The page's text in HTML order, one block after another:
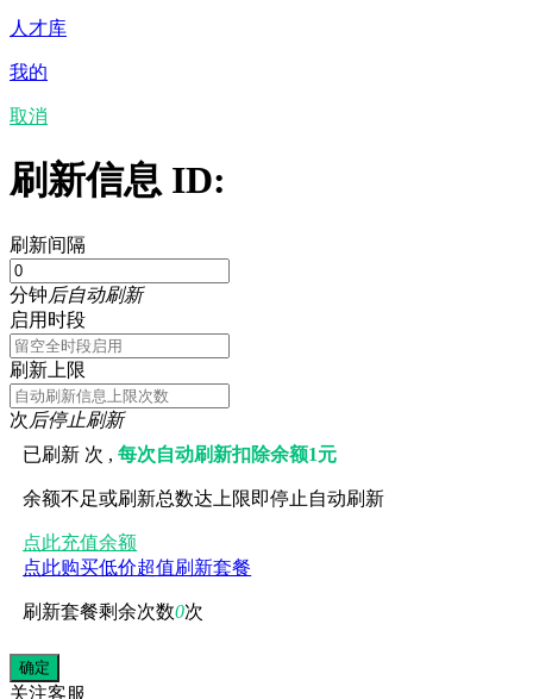
人才库
我的
取消
刷新信息 ID:
刷新间隔
分钟后自动刷新
启用时段
刷新上限
次后停止刷新
已刷新 次 ,每次自动刷新扣除余额1元
余额不足或刷新总数达上限即停止自动刷新
点此充值余额
点此购买低价超值刷新套餐
刷新套餐剩余次数0次
关注客服